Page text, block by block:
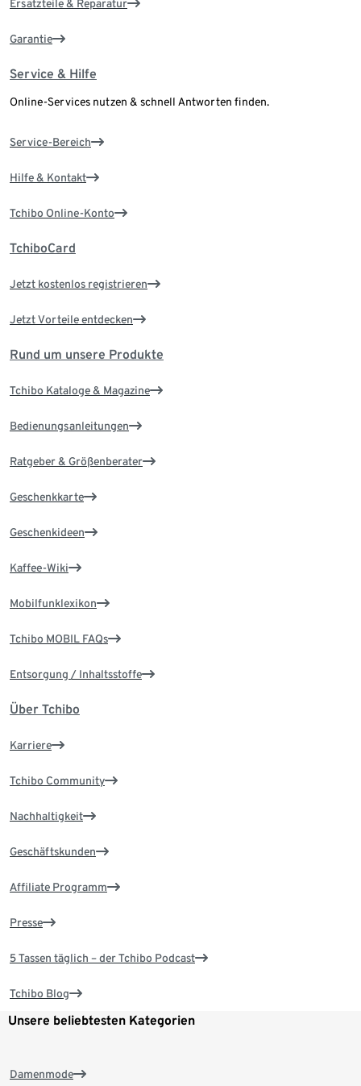
Ersatzteile & Reparatur
Garantie
Service & Hilfe
Online-Services nutzen & schnell Antworten finden.
Service-Bereich
Hilfe & Kontakt
Tchibo Online-Konto
TchiboCard
Jetzt kostenlos registrieren
Jetzt Vorteile entdecken
Rund um unsere Produkte
Tchibo Kataloge & Magazine
Bedienungsanleitungen
Ratgeber & Größenberater
Geschenkkarte
Geschenkideen
Kaffee-Wiki
Mobilfunklexikon
Tchibo MOBIL FAQs
Entsorgung / Inhaltsstoffe
Über Tchibo
Karriere
Tchibo Community
Nachhaltigkeit
Geschäftskunden
Affiliate Programm
Presse
5 Tassen täglich – der Tchibo Podcast
Tchibo Blog
Unsere beliebtesten Kategorien
Damenmode